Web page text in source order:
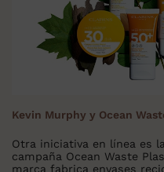
Kevin Murphy y Ocean
Otra iniciativa en línea es
campaña Ocean Waste
marca fabrica envases